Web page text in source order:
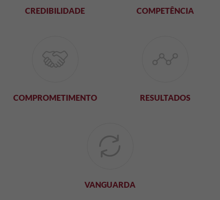
CREDIBILIDADE COMPETÊNCIA
COMPROMETIMENTO RESULTADOS
VANGUARDA